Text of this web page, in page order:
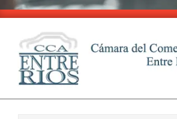
Skip
content
CCA